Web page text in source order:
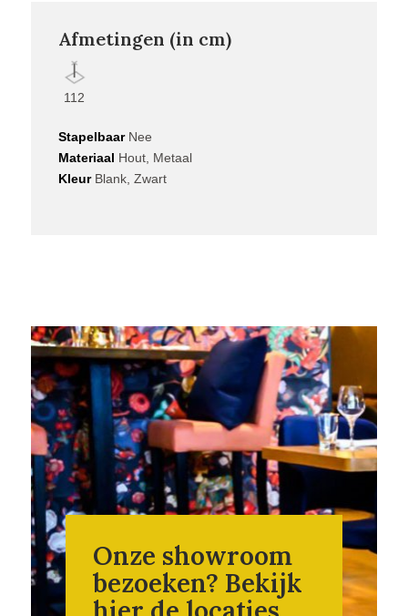
Afmetingen (in cm)
112
StapelbaarNee
Materiaal Hout, Metaal
KleurBlank, Zwart
Onze showroom
bezoeken? Bekijk